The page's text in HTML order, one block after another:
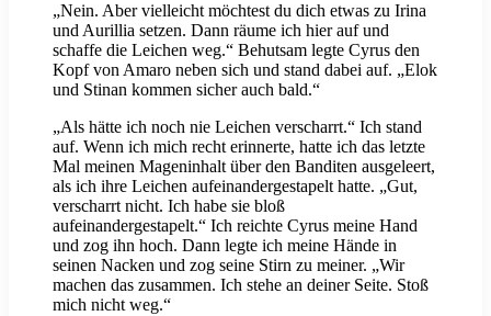
„Nein. Aber vielleicht möchtest du dich etwas zu Irina
und Aurillia setzen. Dann räume ich hier auf und
schaffe die Leichen weg.“ Behutsam legte Cyrus den
Kopf von Amaro neben sich und stand dabei auf. „Elok
und Stinan kommen sicher auch bald.“
„Als hätte ich noch nie Leichen verscharrt.“ Ich stand
auf. Wenn ich mich recht erinnerte, hatte ich das letzte
Mal meinen Mageninhalt über den Banditen ausgeleert,
als ich ihre Leichen aufeinandergestapelt hatte. „Gut,
verscharrt nicht. Ich habe sie bloß
aufeinandergestapelt.“ Ich reichte Cyrus meine Hand
und zog ihn hoch. Dann legte ich meine Hände in
seinen Nacken und zog seine Stirn zu meiner. „Wir
machen das zusammen. Ich stehe an deiner Seite. Stoß
mich nicht weg.“